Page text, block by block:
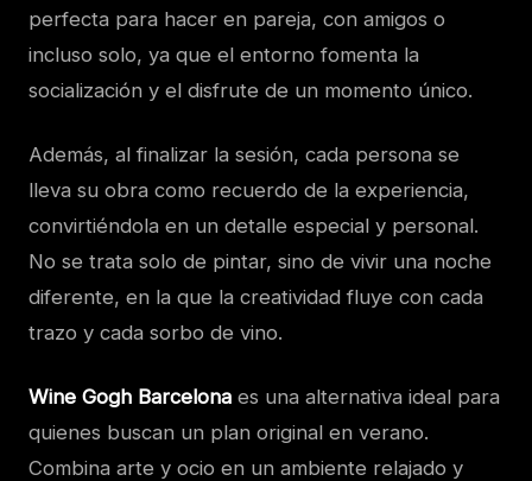
perfecta para hacer en pareja, con amigos o
incluso solo, ya que el entorno fomenta la
socialización y el disfrute de un momento único.
Además, al finalizar la sesión, cada persona se
lleva su obra como recuerdo de la experiencia,
convirtiéndola en un detalle especial y personal.
No se trata solo de pintar, sino de vivir una noche
diferente, en la que la creatividad fluye con cada
trazo y cada sorbo de vino.
Wine Gogh Barcelona es una alternativa ideal para
quienes buscan un plan original en verano.
Combina arte y ocio en un ambiente relajado y